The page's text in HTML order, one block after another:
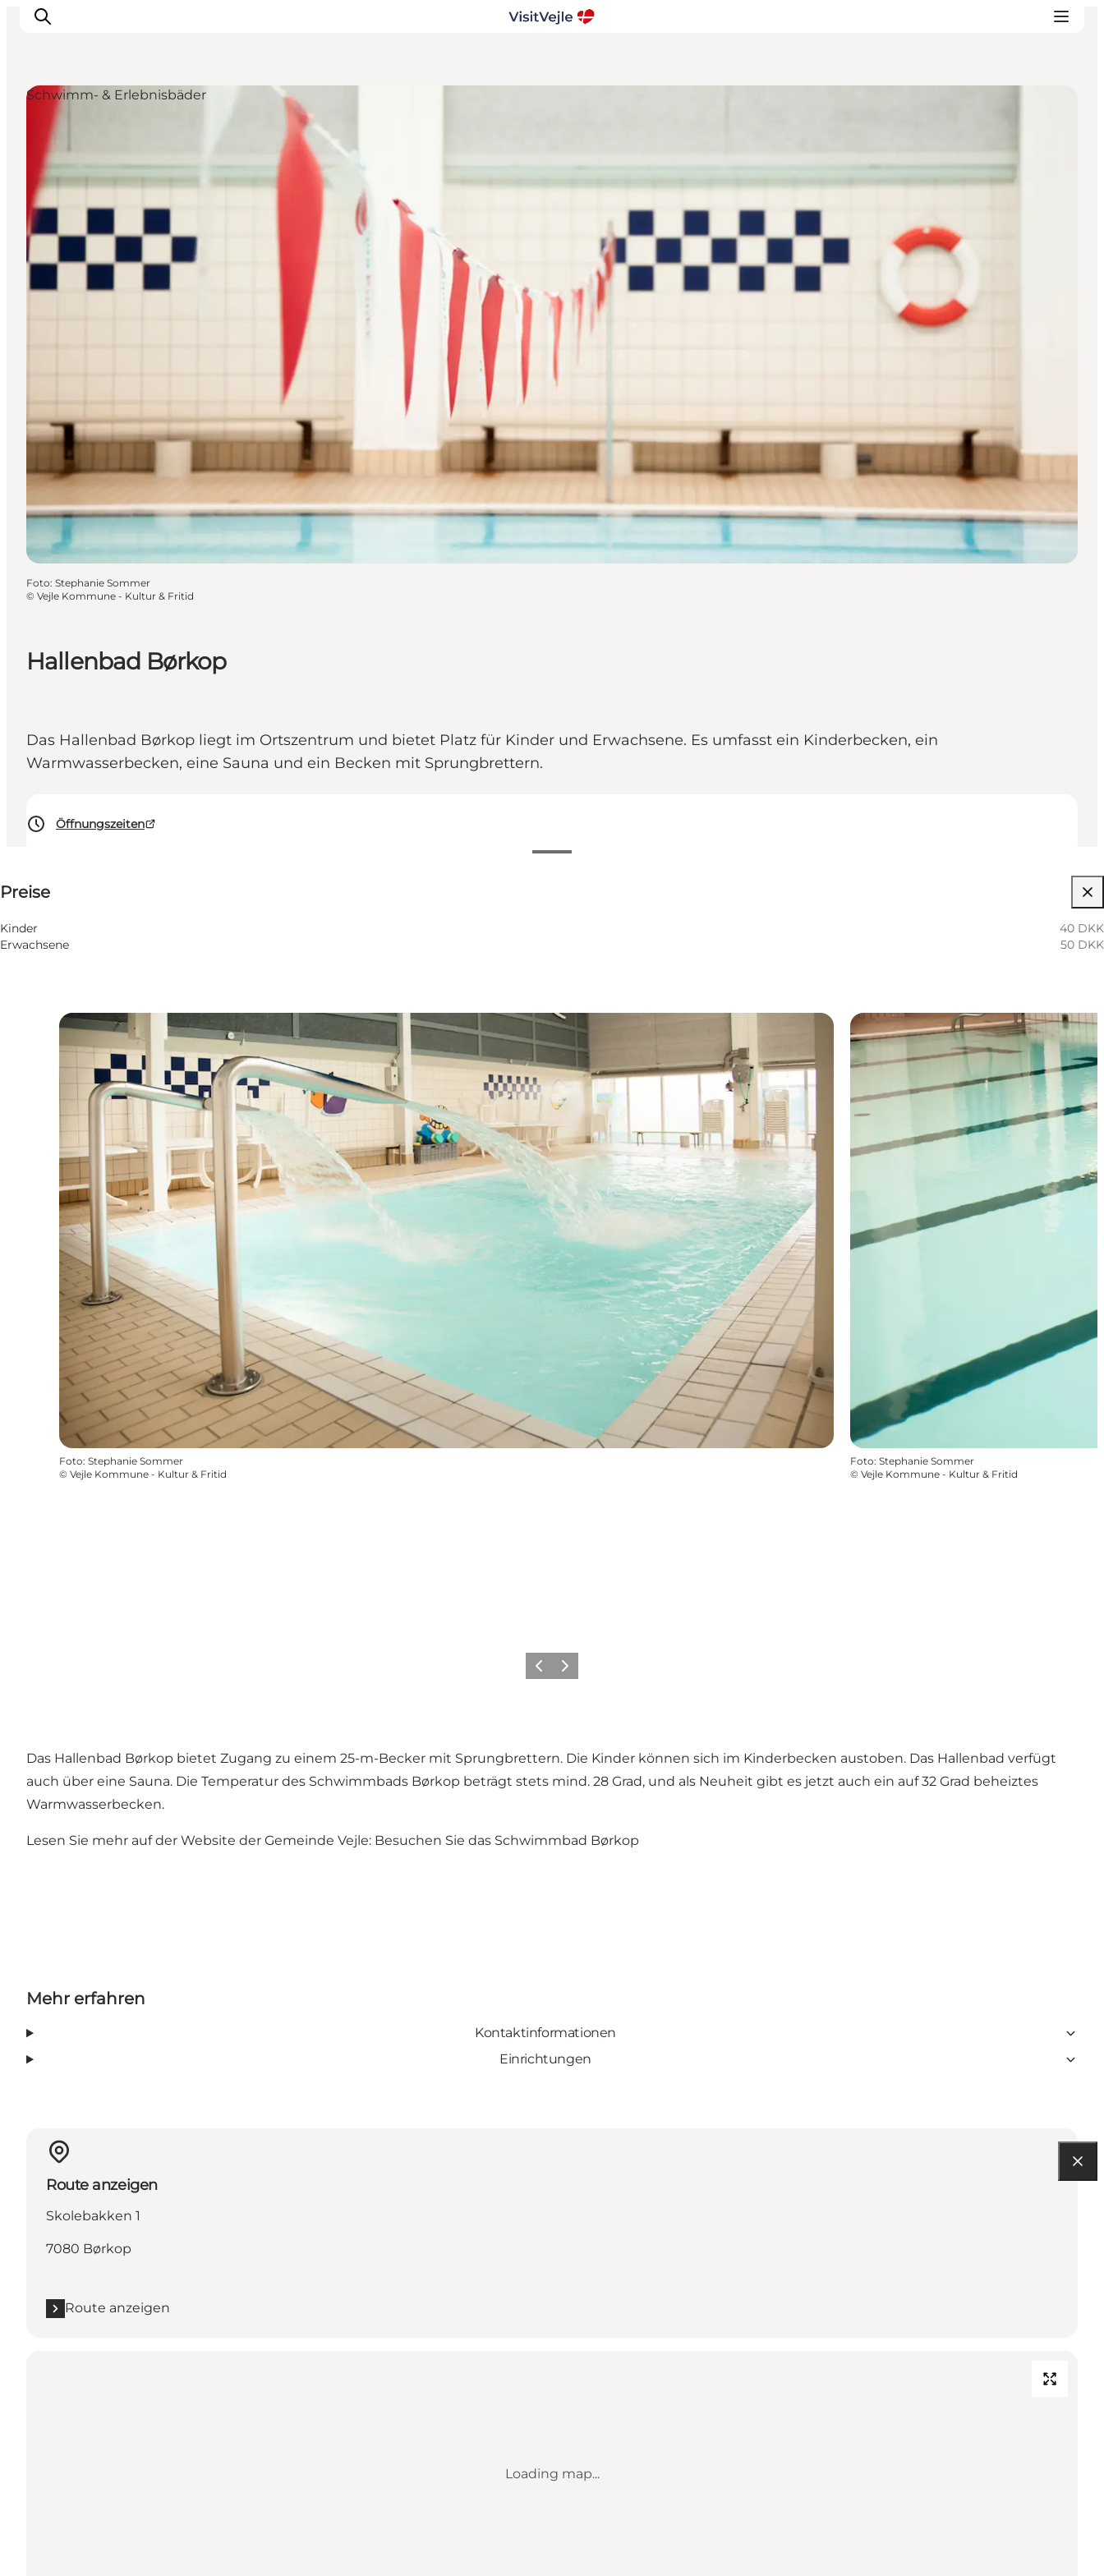
Erlebnisse
Veranstaltungen
Reiseplanung
Inspiration
Hallenbad Børkop
Das Hallenbad Børkop liegt im Ortszentrum und bietet Platz für Kinder und Erwachsene. Es umfasst ein Kinderbecken, ein
Warmwasserbecken, eine Sauna und ein Becken mit Sprungbrettern.
Öffnungszeiten
Preise
Kinder
40 DKK
Erwachsene
50 DKK
Schwimm- & Erlebnisbäder
Foto: Stephanie Sommer
© Vejle Kommune - Kultur & Fritid
Foto: Stephanie Sommer
© Vejle Kommune - Kultur & Fritid
Foto: Stephanie Sommer
© Vejle Kommune - Kultur & Fritid
ZurückWeiter
Das Hallenbad Børkop bietet Zugang zu einem 25-m-Becker mit Sprungbrettern. Die Kinder können sich im Kinderbecken austoben. Das Hallenbad verfügt
auch über eine Sauna. Die Temperatur des Schwimmbads Børkop beträgt stets mind. 28 Grad, und als Neuheit gibt es jetzt auch ein auf 32 Grad beheiztes
Warmwasserbecken.
Lesen Sie mehr auf der Website der Gemeinde Vejle: Besuchen Sie das Schwimmbad Børkop
Mehr erfahren
Kontaktinformationen
Einrichtungen
Route anzeigen
Skolebakken 1
7080 Børkop
Route anzeigen
Loading map...